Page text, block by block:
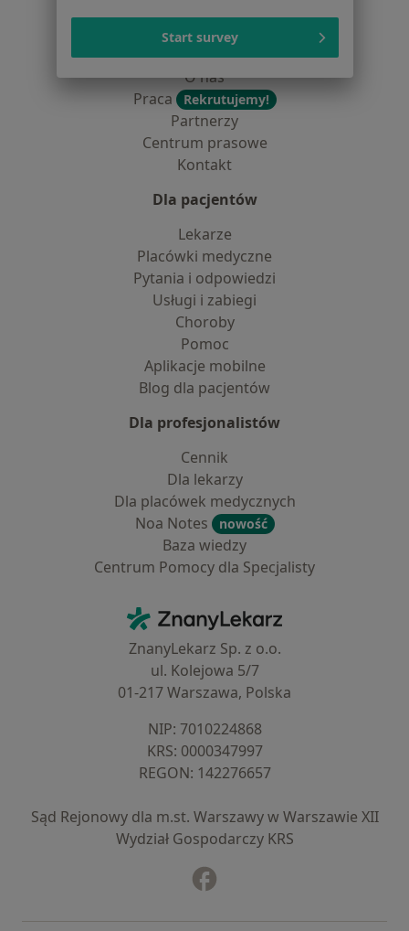
Jak działają wyniki wyszukiwania
Dostępność
O nas
Praca
Rekrutujemy!
Partnerzy
Centrum prasowe
Kontakt
Dla pacjentów
Lekarze
Placówki medyczne
Pytania i odpowiedzi
Usługi i zabiegi
Choroby
Pomoc
Aplikacje mobilne
Blog dla pacjentów
Dla profesjonalistów
Cennik
Dla lekarzy
Dla placówek medycznych
Noa Notes
nowość
Baza wiedzy
Centrum Pomocy dla Specjalisty
ZnanyLekarz - Strona główna
ZnanyLekarz Sp. z o.o.
ul. Kolejowa 5/7
01-217 Warszawa, Polska
NIP: ⁠7010224868
KRS: ⁠0000347997
REGON: ⁠142276657
Sąd Rejonowy dla m.st. Warszawy w Warszawie XII
Wydział Gospodarczy KRS
Start survey